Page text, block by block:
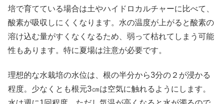
培で育てている場合は土やハイドロカルチャーに比べて、
酸素が吸収しにくくなります。水の温度が上がると酸素の
溶け込む量がすくなくなるため、弱って枯れてしまう可能
性もあります。特に夏場は注意が必要です。
理想的な水栽培の水位は、根の半分から3分の２が浸かる
程度。少なくとも根元3㎝は空気に触れるようにします。